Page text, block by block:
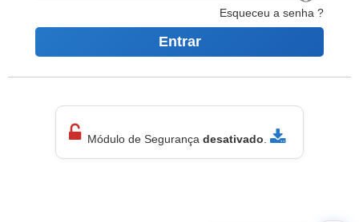
Esqueceu a senha ?
Entrar
Módulo de Segurança desativado